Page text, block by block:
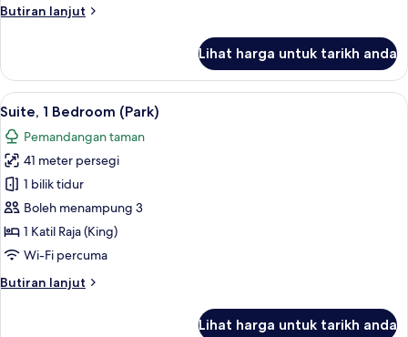
(King)
Butiran lanjut
Butiran
Room,
Katil
(King)
(Panorama)
Lihat harga untuk tarikh anda
Lihat
semua
foto
untuk
Suite,
1
Bedroom
(Park)
Suite, 1 Bedroom (Park) | Ruang
7
Suite, 1 Bedroom (Park)
Pemandangan taman
41 meter persegi
1 bilik tidur
Boleh menampung 3
1 Katil Raja (King)
Wi-Fi percuma
Butiran lanjut
Butiran
Lihat harga untuk tarikh anda